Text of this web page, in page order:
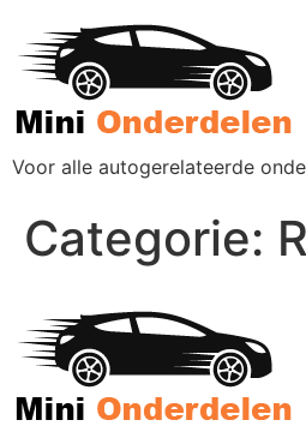
Voor alle autogerelateerde
Categorie: